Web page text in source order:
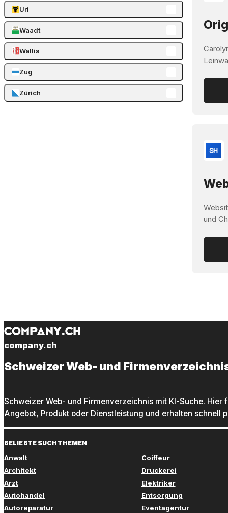
Uri
Waadt
Wallis
Zug
Zürich
und
company.ch
Schweizer Web- und
Schweizer Web- und Firmenverzeichnis mit KI-Suche. Hier
Angebot, Produkt oder Dienstleistung und erhalten schnell
BELIEBTE SUCHTHEMEN
Anwalt
Architekt
Arzt
Autohandel
Autoreparatur
Coiffeur
Druckerei
Elektriker
Entsorgung
Eventagentur